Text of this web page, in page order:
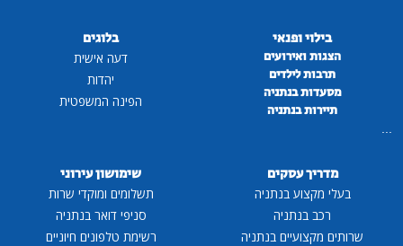
בילוי ופנאי
הצגות ואירועים
תרבות לילדים
מסעדות בנתניה
תיירות בנתניה
...
בלוגים
דעה אישית
יהדות
הפינה המשפטית
מדריך עסקים
בעלי מקצוע בנתניה
רכב בנתניה
שרותים מקצועיים בנתניה
שימושון עירוני
תשלומים ומוקדי שרות
סניפי דואר בנתניה
רשימת טלפונים חיוניים